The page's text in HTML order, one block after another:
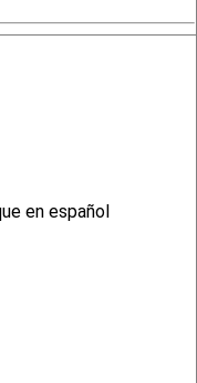
en español